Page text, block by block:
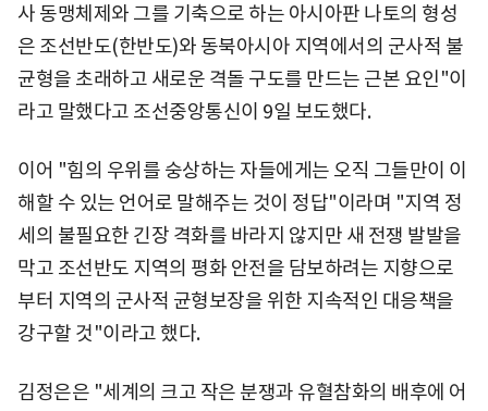
사 동맹체제와 그를 기축으로 하는 아시아판 나토의 형성
은 조선반도(한반도)와 동북아시아 지역에서의 군사적 불
균형을 초래하고 새로운 격돌 구도를 만드는 근본 요인"이
라고 말했다고 조선중앙통신이 9일 보도했다.
이어 "힘의 우위를 숭상하는 자들에게는 오직 그들만이 이
해할 수 있는 언어로 말해주는 것이 정답"이라며 "지역 정
세의 불필요한 긴장 격화를 바라지 않지만 새 전쟁 발발을
막고 조선반도 지역의 평화 안전을 담보하려는 지향으로
부터 지역의 군사적 균형보장을 위한 지속적인 대응책을
강구할 것"이라고 했다.
김정은은 "세계의 크고 작은 분쟁과 유혈참화의 배후에 어